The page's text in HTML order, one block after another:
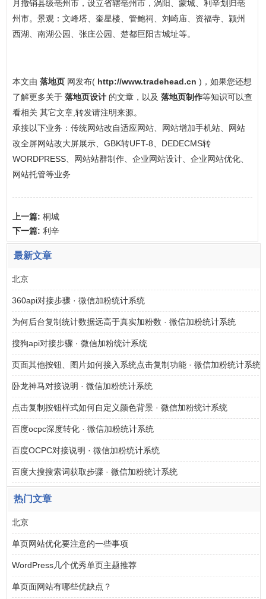
月撤销县级亳州市，设立省辖亳州市，涡阳、蒙城、利辛划归亳
州市。景观：文峰塔、奎星楼、管鲍祠、刘崎庙、资福寺、颍州
西湖、南湖公园、张庄公园、楚都巨阳古城址等。
本文由 落地页 网发布( http://www.tradehead.cn )，如果您还想
了解更多关于 落地页设计 的文章，以及 落地页制作等知识可以查
看相关 其它文章,转发请注明来源。
承接以下业务：传统网站改自适应网站、网站增加手机站、网站
改全屏网站改大屏展示、GBK转UFT-8、DEDECMS转
WORDPRESS、网站站群制作、企业网站设计、企业网站优化、
网站托管等业务
上一篇: 桐城
下一篇: 利辛
最新文章
北京
360api对接步骤 · 微信加粉统计系统
为何后台复制统计数据远高于真实加粉数 · 微信加粉统计系统
搜狗api对接步骤 · 微信加粉统计系统
页面其他按钮、图片如何接入系统点击复制功能 · 微信加粉统计系统
卧龙神马对接说明 · 微信加粉统计系统
点击复制按钮样式如何自定义颜色背景 · 微信加粉统计系统
百度ocpc深度转化 · 微信加粉统计系统
百度OCPC对接说明 · 微信加粉统计系统
百度大搜搜索词获取步骤 · 微信加粉统计系统
热门文章
北京
单页网站优化要注意的一些事项
WordPress几个优秀单页主题推荐
单页面网站有哪些优缺点？